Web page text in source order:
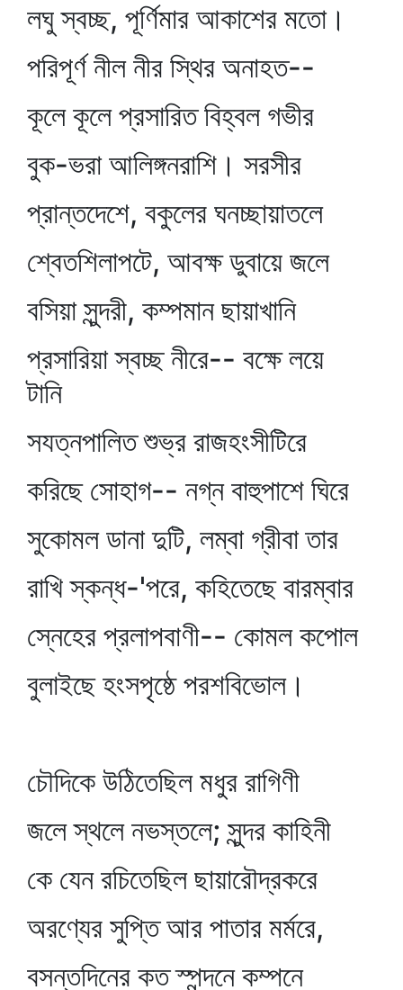
লঘু স্বচ্ছ, পূর্ণিমার আকাশের মতো।
পরিপূর্ণ নীল নীর স্থির অনাহত--
কূলে কূলে প্রসারিত বিহ্বল গভীর
বুক-ভরা আলিঙ্গনরাশি। সরসীর
প্রান্তদেশে, বকুলের ঘনচ্ছায়াতলে
শ্বেতশিলাপটে, আবক্ষ ডুবায়ে জলে
বসিয়া সুন্দরী, কম্পমান ছায়াখানি
প্রসারিয়া স্বচ্ছ নীরে-- বক্ষে লয়ে
টানি
সযত্নপালিত শুভ্র রাজহংসীটিরে
করিছে সোহাগ-- নগ্ন বাহুপাশে ঘিরে
সুকোমল ডানা দুটি, লম্বা গ্রীবা তার
রাখি স্কন্ধ-'পরে, কহিতেছে বারম্বার
স্নেহের প্রলাপবাণী-- কোমল কপোল
বুলাইছে হংসপৃষ্ঠে পরশবিভোল।
চৌদিকে উঠিতেছিল মধুর রাগিণী
জলে স্থলে নভস্তলে; সুন্দর কাহিনী
কে যেন রচিতেছিল ছায়ারৌদ্রকরে
অরণ্যের সুপ্তি আর পাতার মর্মরে,
বসন্তদিনের কত স্পন্দনে কম্পনে